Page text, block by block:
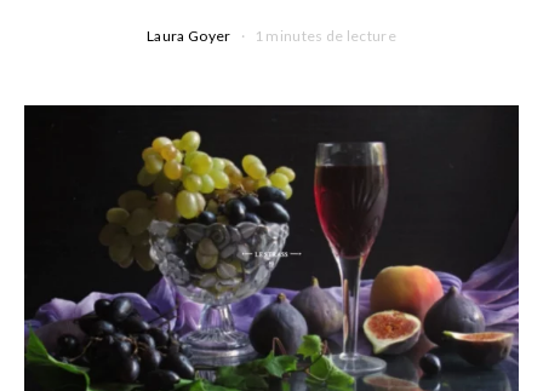
Laura Goyer 1 minutes de lecture